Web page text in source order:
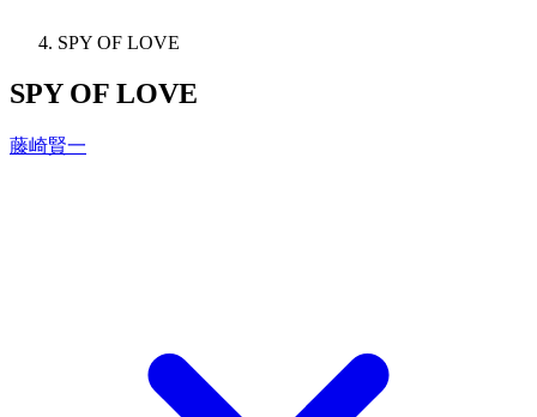
SPY OF LOVE
SPY OF LOVE
藤崎賢一